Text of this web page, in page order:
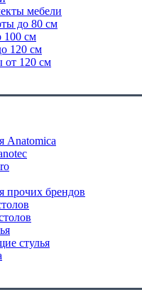
мебели
до 80 см
100 см
120 см
от 120 см
Anatomica
прочих брендов
стулья